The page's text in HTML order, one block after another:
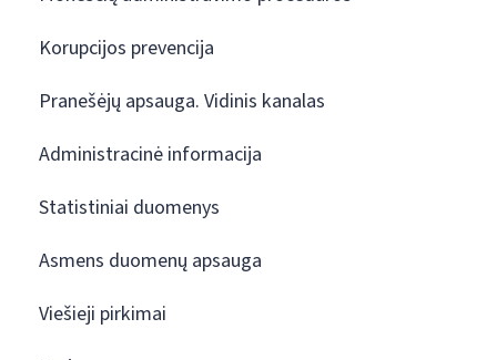
Korupcijos prevencija
Pranešėjų apsauga. Vidinis kanalas
Administracinė informacija
Statistiniai duomenys
Asmens duomenų apsauga
Viešieji pirkimai